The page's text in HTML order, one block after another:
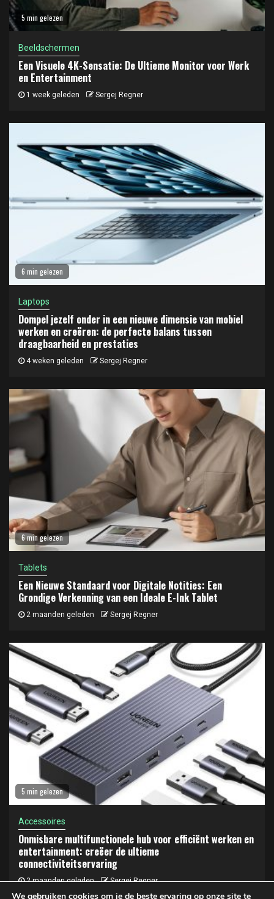
5 min gelezen
Beeldschermen
Een Visuele 4K-Sensatie: De Ultieme Monitor voor Werk
en Entertainment
1 week geleden Sergej Regner
6 min gelezen
Laptops
Dompel jezelf onder in een nieuwe dimensie van mobiel
werken en creëren: de perfecte balans tussen
draagbaarheid en prestaties
4 weken geleden Sergej Regner
6 min gelezen
Tablets
Een Nieuwe Standaard voor Digitale Notities: Een
Grondige Verkenning van een Ideale E-Ink Tablet
2 maanden geleden Sergej Regner
5 min gelezen
Accessoires
Onmisbare multifunctionele hub voor efficiënt werken en
entertainment: creëer de ultieme
connectiviteitservaring
2 maanden geleden Sergej Regner
We gebruiken cookies om je de beste ervaring op onze site te